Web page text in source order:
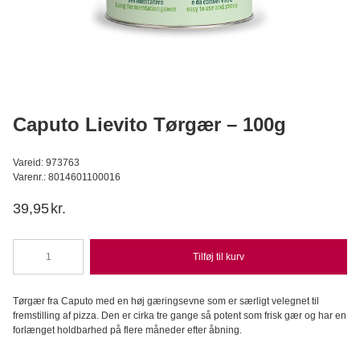
Callebaut Chokolade Callets mørk 811 54,5% - 400 g
Caputo Lievito Tørgær – 100g
Vareid: 973763
Varenr.: 8014601100016
39,95 kr.
Caputo
Lievito
-
100g
antal
Tilføj til kurv
Tørgær fra Caputo med en høj gæringsevne som er særligt velegnet til
fremstilling af pizza. Den er cirka tre gange så potent som frisk gær og har en
forlænget holdbarhed på flere måneder efter åbning.